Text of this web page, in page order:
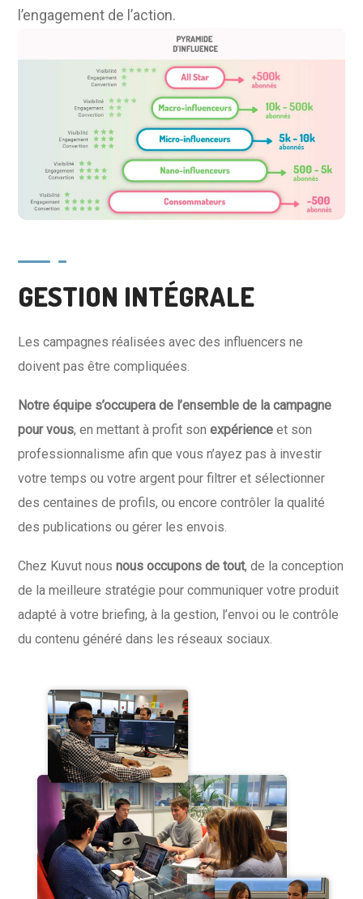
l’engagement de l’action.
GESTION INTÉGRALE
Les campagnes réalisées avec des influencers ne
doivent pas être compliquées.
Notre équipe s’occupera de l’ensemble de lacampagne
pour vous, en mettant à profit sonexpérience et son
professionnalisme afin que vous n’ayez pas à investir
votre temps ou votre argent pour filtrer et sélectionner
des centaines de profils, ou encore contrôler la qualité
des publications ou gérer les envois.
Chez Kuvut nousnous occupons detout, de la conception
de la meilleure stratégie pour communiquer votre produit
adapté à votre briefing, à la gestion, l’envoi ou le contrôle
du contenu généré dans les réseaux sociaux.